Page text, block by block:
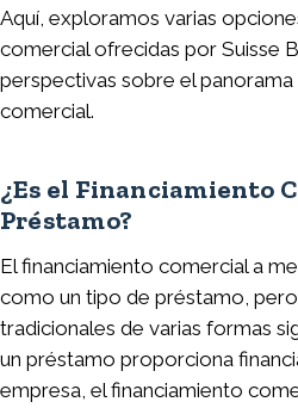
Aquí, exploramos varias
comercial ofrecidas por Suisse
perspectivas sobre el
comercial.
¿Es el Financiamiento
Préstamo?
El financiamiento comercial a
como un tipo de préstamo,
tradicionales de varias formas
un préstamo proporciona
empresa, el financiamiento